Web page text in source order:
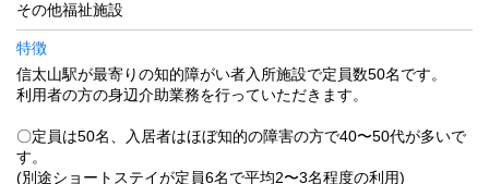
その他福祉施設
特徴
信太山駅が最寄りの知的障がい者入所施設で定員数50名です。
利用者の方の身辺介助業務を行っていただきます。
〇定員は50名、入居者はほぼ知的の障害の方で40〜50代が多いで
す。
(別途ショートステイが定員6名で平均2〜3名程度の利用)